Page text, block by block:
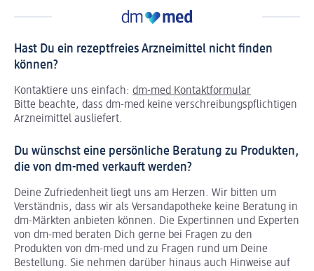
Hast Du ein rezeptfreies Arzneimittel nicht finden
können?
Kontaktiere uns einfach: dm-med Kontaktformular
Bitte beachte, dass dm-med keine verschreibungspflichtigen
Arzneimittel ausliefert.
Du wünschst eine persönliche Beratung zu Produkten,
die von dm-med verkauft werden?
Deine Zufriedenheit liegt uns am Herzen. Wir bitten um
Verständnis, dass wir als Versandapotheke keine Beratung in
dm-Märkten anbieten können. Die Expertinnen und Experten
von dm-med beraten Dich gerne bei Fragen zu den
Produkten von dm-med und zu Fragen rund um Deine
Bestellung. Sie nehmen darüber hinaus auch Hinweise auf